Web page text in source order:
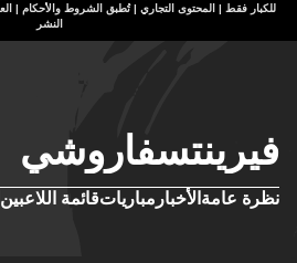
للكبار فقط | المحتوى التجاري | تُطبق الشروط والأحكام | العب بمسؤولية
النشر
فيرينتسفاروشي
نظرة عامة الأخبار مبارياتقائمة اللاعبين